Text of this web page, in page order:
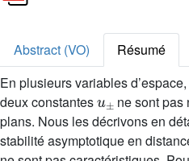
Abstract (VO)
Résumé
En plusieurs variables
deux constantes
u±
ne sont pas
plans. Nous les décrivons en
stabilité asymptotique en